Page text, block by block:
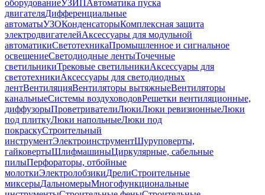
оборудованиеУЗИПАвтоматика пуска
двигателяДифференциальные
автоматыУЗОКонденсаторыКомплексная защита
электродвигателейАксессуары для модульной
автоматикиСветотехникаПромышленное и сигнальное
освещениеСветодиодные лентыТочечные
светильникиТрековые светильникиАксессуары для
светотехникиАксессуары для светодиодных
лентВентиляцияВентиляторы вытяжныеВентиляторы
канальныеСистемы воздуховодовРешетки вентиляционные,
диффузорыПроветривателиЛюкиЛюки ревизионныеЛюки
под плиткуЛюки напольныеЛюки под
покраскуСтроительный
инструментЭлектроинструментШуруповерты,
гайковертыШлифмашиныЦиркулярные, сабельные
пилыПерфораторы, отбойные
молоткиЭлектролобзикиДрелиСтроительные
миксерыДальномерыМногофункциональные